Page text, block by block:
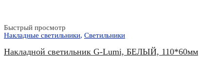
Быстрый просмотр
Накладные светильники, Светильники
Накладной светильник G-Lumi, БЕЛЫЙ, 110*60мм